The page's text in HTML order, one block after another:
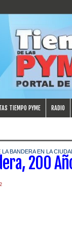
TIEMPO PYME RADIO
BANDERA EN LA
200